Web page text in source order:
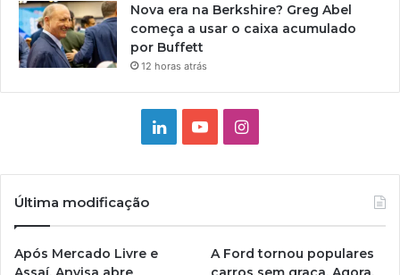
Nova era na Berkshire? Greg Abel
começa a usar o caixa acumulado
por Buffett
12 horas atrás
LinkedinYouTubeInstagram
Última modificação
Após Mercado Livre e
A Ford tornou populares